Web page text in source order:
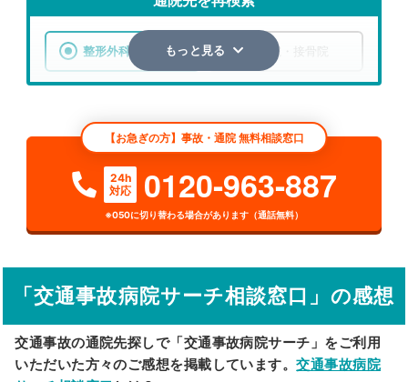
整形外科 整骨院・接骨院
検索する
詳細条件で絞り込む
その他の検索方法
駅から探す 院名から探す
もっと見る
【お急ぎの方】事故・通院 無料相談窓口
24h
対応
0120-963-887
※050に切り替わる場合があります（通話無料）
「交通事故病院サーチ相談窓口」の感想
交通事故の通院先探しで「交通事故病院サーチ」をご利用
いただいた方々のご感想を掲載しています。交通事故病院